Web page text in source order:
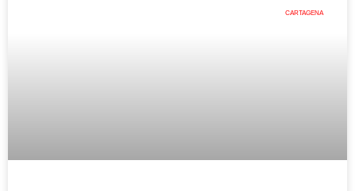
CARTAGENA